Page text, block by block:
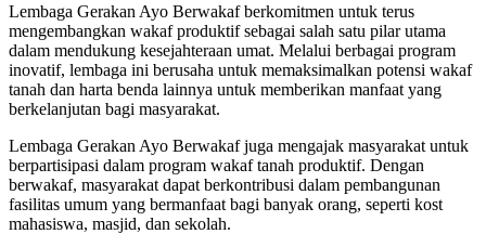
Lembaga Gerakan Ayo Berwakaf berkomitmen untuk terus
mengembangkan wakaf produktif sebagai salah satu pilar utama
dalam mendukung kesejahteraan umat. Melalui berbagai program
inovatif, lembaga ini berusaha untuk memaksimalkan potensi wakaf
tanah dan harta benda lainnya untuk memberikan manfaat yang
berkelanjutan bagi masyarakat.
Lembaga Gerakan Ayo Berwakaf juga mengajak masyarakat untuk
berpartisipasi dalam program wakaf tanah produktif. Dengan
berwakaf, masyarakat dapat berkontribusi dalam pembangunan
fasilitas umum yang bermanfaat bagi banyak orang, seperti kost
mahasiswa, masjid, dan sekolah.